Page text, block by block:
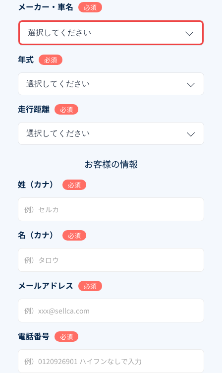
メーカー・車名 必須
選択してください
年式 必須
選択してください
走行距離 必須
選択してください
お客様の情報
姓（カナ） 必須
名（カナ） 必須
メールアドレス 必須
電話番号 必須